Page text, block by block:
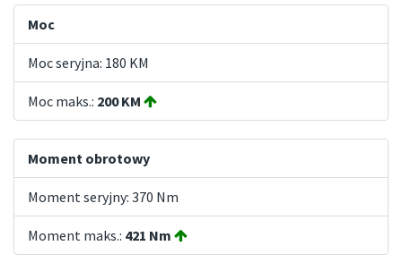
Moc
Moc seryjna: 180 KM
Moc maks.: 200 KM
Moment obrotowy
Moment seryjny: 370 Nm
Moment maks.: 421 Nm